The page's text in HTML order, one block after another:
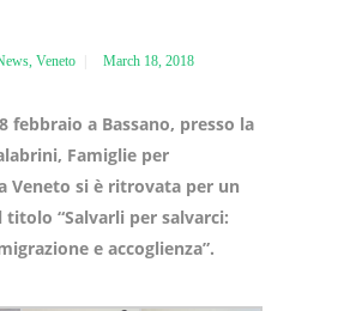
Veneto March 18, 2018
febbraio a Bassano, presso la
Famiglie per
Veneto si è ritrovata per un
“Salvarli per salvarci:
e accoglienza”.